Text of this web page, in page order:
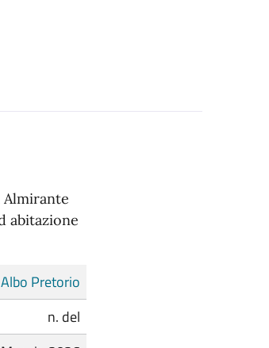
abitazione
Pretorio
n. del